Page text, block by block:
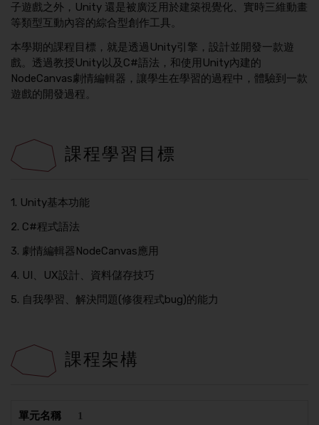
子遊戲之外，Unity 還是被廣泛用於建築視覺化、實時三維動畫
等類型互動內容的綜合型創作工具。
本學期的課程目標，就是透過Unity引擎，設計並開發一款遊
戲。透過教授Unity以及C#語法，和使用Unity內建的
NodeCanvas劇情編輯器，讓學生在學習的過程中，體驗到一款
遊戲的開發過程。
課程學習目標
1. Unity基本功能
2. C#程式語法
3. 劇情編輯器NodeCanvas應用
4. UI、UX設計、資料儲存技巧
5. 自我學習、解決問題(修復程式bug)的能力
課程架構
1